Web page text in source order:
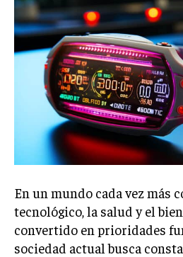
En un mundo cada vez más
tecnológico, la salud y el
convertido en prioridades
sociedad actual busca